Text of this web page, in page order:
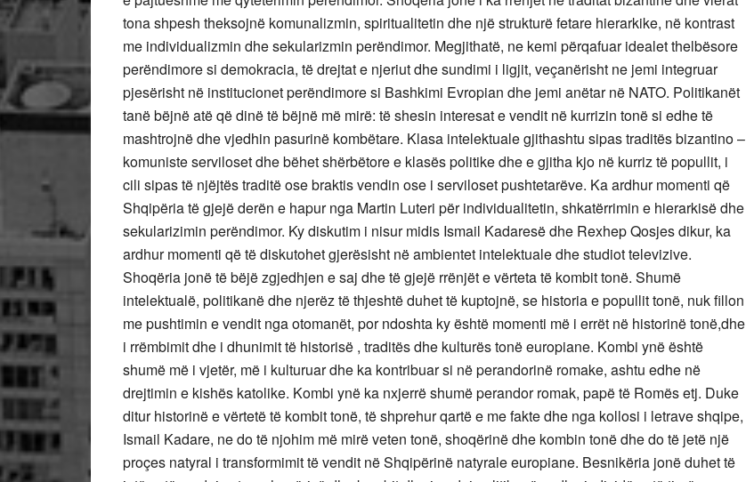
tona shpesh theksojnë komunalizmin, spiritualitetin dhe një strukturë fetare hierarkike, në kontrast
me individualizmin dhe sekularizmin perëndimor. Megjithatë, ne kemi përqafuar idealet thelbësore
perëndimore si demokracia, të drejtat e njeriut dhe sundimi i ligjit, veçanërisht ne jemi integruar
pjesërisht në institucionet perëndimore si Bashkimi Evropian dhe jemi anëtar në NATO. Politikanët
tanë bëjnë atë që dinë të bëjnë më mirë: të shesin interesat e vendit në kurrizin tonë si edhe të
mashtrojnë dhe vjedhin pasurinë kombëtare. Klasa intelektuale gjithashtu sipas traditës bizantino –
komuniste serviloset dhe bëhet shërbëtore e klasës politike dhe e gjitha kjo në kurriz të popullit, i
cili sipas të njëjtës traditë ose braktis vendin ose i serviloset pushtetarëve. Ka ardhur momenti që
Shqipëria të gjejë derën e hapur nga Martin Luteri për individualitetin, shkatërrimin e hierarkisë dhe
sekularizimin perëndimor. Ky diskutim i nisur midis Ismail Kadaresë dhe Rexhep Qosjes dikur, ka
ardhur momenti që të diskutohet gjerësisht në ambientet intelektuale dhe studiot televizive.
Shoqëria jonë të bëjë zgjedhjen e saj dhe të gjejë rrënjët e vërteta të kombit tonë. Shumë
intelektualë, politikanë dhe njerëz të thjeshtë duhet të kuptojnë, se historia e popullit tonë, nuk fillon
me pushtimin e vendit nga otomanët, por ndoshta ky është momenti më i errët në historinë tonë,dhe
i rrëmbimit dhe i dhunimit të historisë , traditës dhe kulturës tonë europiane. Kombi ynë është
shumë më i vjetër, më i kulturuar dhe ka kontribuar si në perandorinë romake, ashtu edhe në
drejtimin e kishës katolike. Kombi ynë ka nxjerrë shumë perandor romak, papë të Romës etj. Duke
ditur historinë e vërtetë të kombit tonë, të shprehur qartë e me fakte dhe nga kollosi i letrave shqipe,
Ismail Kadare, ne do të njohim më mirë veten tonë, shoqërinë dhe kombin tonë dhe do të jetë një
proçes natyral i transformimit të vendit në Shqipërinë natyrale europiane. Besnikëria jonë duhet të